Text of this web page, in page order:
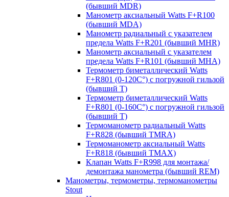
(бывший MDR)
Манометр аксиальный Watts F+R100
(бывший MDA)
Манометр радиальный с указателем
предела Watts F+R201 (бывший MHR)
Манометр аксиальный с указателем
предела Watts F+R101 (бывший MHA)
Термометр биметаллический Watts
F+R801 (0-120С°) с погружной гильзой
(бывший T)
Термометр биметаллический Watts
F+R801 (0-160С°) с погружной гильзой
(бывший T)
Термоманометр радиальный Watts
F+R828 (бывший TMRA)
Термоманометр аксиальный Watts
F+R818 (бывший TMAX)
Клапан Watts F+R998 для монтажа/
демонтажа манометра (бывший REM)
Манометры, термометры, термоманометры
Stout